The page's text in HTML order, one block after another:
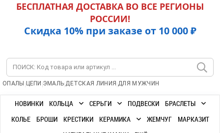
БЕСПЛАТНАЯ ДОСТАВКА ВО ВСЕ РЕГИОНЫ
РОССИИ!
Скидка 10% при заказе от 10 000 ₽
ОПАЛЫ | ЦЕПИ |ЭМАЛЬ|ДЕТСКАЯ ЛИНИЯ |ДЛЯ МУЖЧИН
НОВИНКИ КОЛЬЦА СЕРЬГИ ПОДВЕСКИ
БРАСЛЕТЫ
КОЛЬЕ
БРОШИ КРЕСТИКИ КЕРАМИКА ЖЕМЧУГ
МАРКАЗИТ